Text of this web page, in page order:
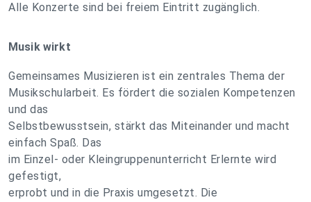
Alle Konzerte sind bei freiem Eintritt zugänglich.
Musik wirkt
Gemeinsames Musizieren ist ein zentrales Thema der
Musikschularbeit. Es fördert die sozialen Kompetenzen
und das
Selbstbewusstsein, stärkt das Miteinander und macht
einfach Spaß. Das
im Einzel- oder Kleingruppenunterricht Erlernte wird
gefestigt,
erprobt und in die Praxis umgesetzt. Die